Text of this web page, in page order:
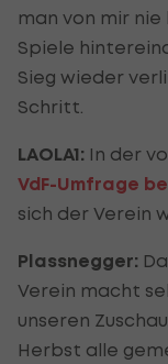
man von mir
Spiele
Sieg wieder
Schritt.
LAOLA1: In der
VdF-Umfrage
sich der Verein
Plassnegger:
Verein macht
unseren
Herbst alle